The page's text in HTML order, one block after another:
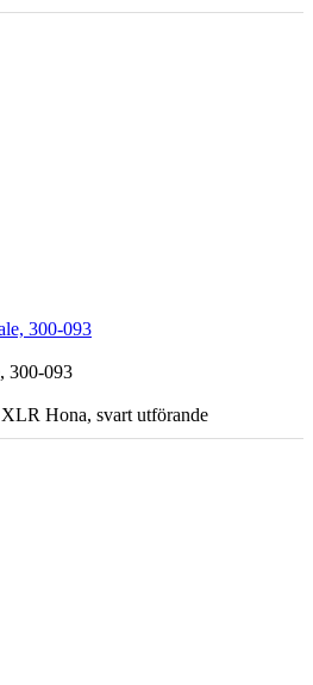
300-093
Hona, svart utförande